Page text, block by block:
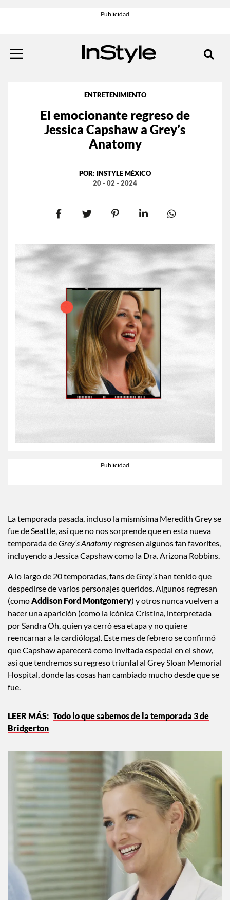
ENTRETENIMIENTO
El emocionante regreso de
Jessica Capshaw a Grey’s
Anatomy
POR: INSTYLE MÉXICO
20 - 02 - 2024
La temporada pasada, incluso la mismísima Meredith Grey se
fue de Seattle, así que no nos sorprende que en esta nueva
temporada deGrey’s Anatomyregresen algunos fan favorites,
A lo largo de 20 temporadas, fans deGrey’shan tenido que
despedirse de varios personajes queridos. Algunos regresan
(comoAddison Ford Montgomery) y otros nunca vuelven a
hacer una aparición (como la icónica Cristina, interpretada
por Sandra Oh, quien ya cerró esa etapa y no quiere
reencarnar a la cardióloga). Este mes de febrero se confirmó
que Capshaw aparecerá como invitada especial en el show,
así que tendremos su regreso triunfal al Grey Sloan Memorial
Hospital, donde las cosas han cambiado mucho desde que se